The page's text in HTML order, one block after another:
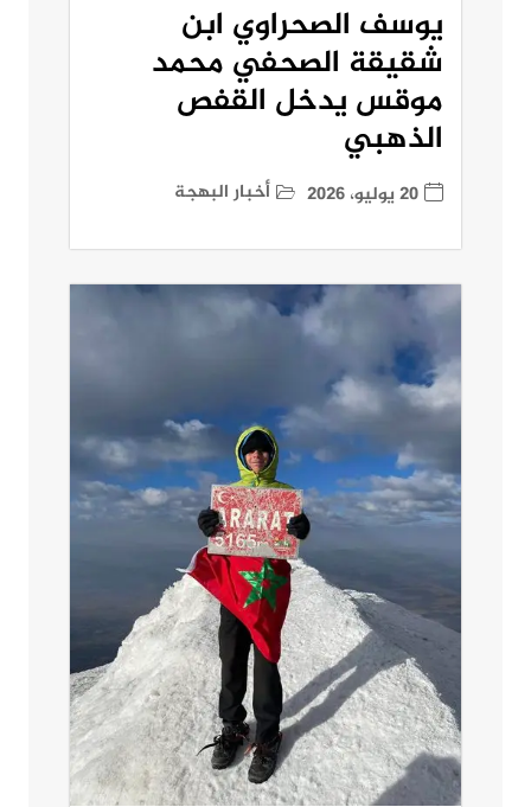
يوسف الصحراوي ابن
شقيقة الصحفي محمد
موقس يدخل القفص
الذهبي
20 يوليو، 2026 أخبار البهجة